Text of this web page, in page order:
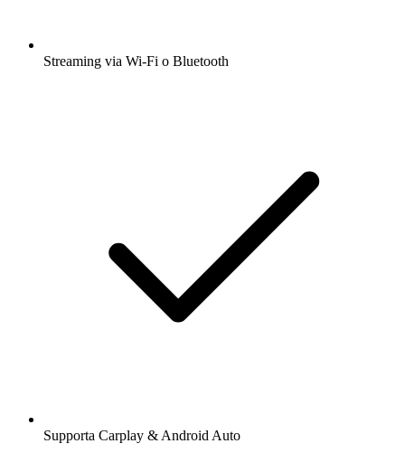
Streaming via Wi-Fi o Bluetooth
Supporta Carplay & Android Auto